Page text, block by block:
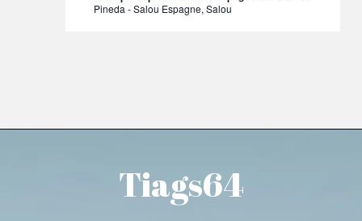
Pineda - Salou Espagne, Salou
Tiags64